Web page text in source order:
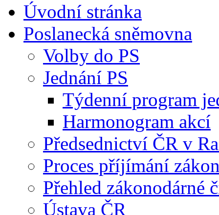
Úvodní stránka
Poslanecká sněmovna
Volby do PS
Jednání PS
Týdenní program
Harmonogram akcí
Předsednictví ČR v
Proces příjímání
Přehled zákonodárné
Ústava ČR